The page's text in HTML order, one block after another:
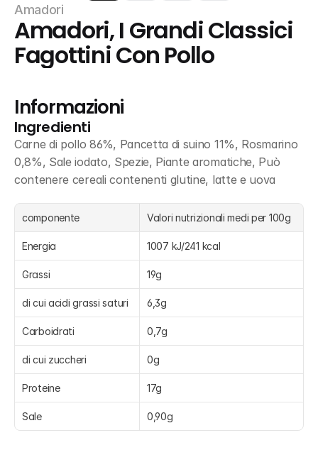
Amadori
Amadori, I Grandi Classici
Fagottini Con Pollo
Informazioni
Ingredienti
Carne di pollo 86%, Pancetta di suino 11%, Rosmarino
0,8%, Sale iodato, Spezie, Piante aromatiche, Può
contenere cereali contenenti glutine, latte e uova
componente Valori nutrizionali medi per 100g
Energia 1007 kJ/241 kcal
Grassi 19g
di cui acidi grassi saturi 6,3g
Carboidrati 0,7g
di cui zuccheri 0g
Proteine 17g
Sale 0,90g